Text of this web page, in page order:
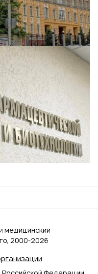
медицинский
2000‑2026